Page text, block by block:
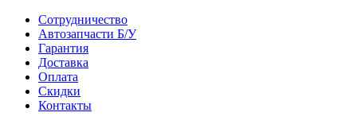
Сотрудничество
Автозапчасти Б/У
Гарантия
Доставка
Оплата
Скидки
Контакты